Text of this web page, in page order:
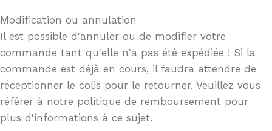
Modification ou annulation
Il est possible d'annuler ou de modifier votre
commande tant qu'elle n'a pas été expédiée ! Si la
commande est déjà en cours, il faudra attendre de
réceptionner le colis pour le retourner. Veuillez vous
référer à notre politique de remboursement pour
plus d'informations à ce sujet.